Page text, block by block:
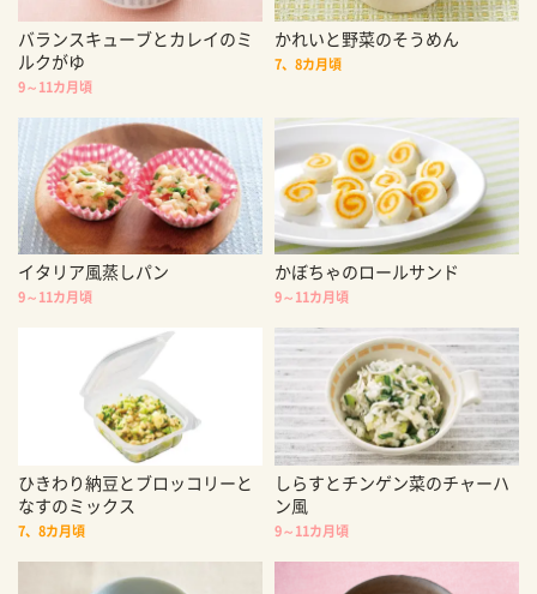
バランスキューブとカレイのミ
ルクがゆ
9～11カ月頃
かれいと野菜のそうめん
7、8カ月頃
イタリア風蒸しパン
9～11カ月頃
かぼちゃのロールサンド
9～11カ月頃
ひきわり納豆とブロッコリーと
なすのミックス
7、8カ月頃
しらすとチンゲン菜のチャーハ
ン風
9～11カ月頃